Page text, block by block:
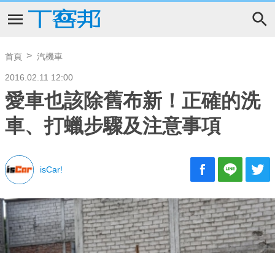
首頁 汽機車
2016.02.11 12:00
愛車也該除舊布新！正確的洗
車、打蠟步驟及注意事項
isCar!